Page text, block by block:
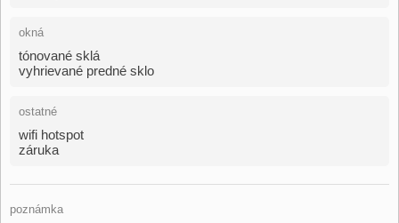
okná
tónované sklá
vyhrievané predné sklo
ostatné
wifi hotspot
záruka
poznámka